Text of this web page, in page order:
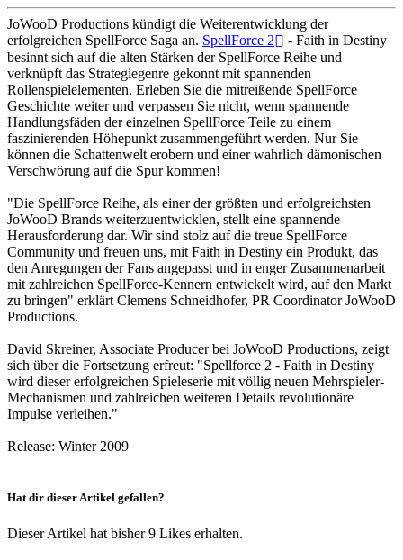
JoWooD Productions kündigt die Weiterentwicklung der
erfolgreichen SpellForce Saga an. SpellForce 2
- Faith in Destiny
besinnt sich auf die alten Stärken der SpellForce Reihe und
verknüpft das Strategiegenre gekonnt mit spannenden
Rollenspielelementen. Erleben Sie die mitreißende SpellForce
Geschichte weiter und verpassen Sie nicht, wenn spannende
Handlungsfäden der einzelnen SpellForce Teile zu einem
faszinierenden Höhepunkt zusammengeführt werden. Nur Sie
können die Schattenwelt erobern und einer wahrlich dämonischen
Verschwörung auf die Spur kommen!
"Die SpellForce Reihe, als einer der größten und erfolgreichsten
JoWooD Brands weiterzuentwicklen, stellt eine spannende
Herausforderung dar. Wir sind stolz auf die treue SpellForce
Community und freuen uns, mit Faith in Destiny ein Produkt, das
den Anregungen der Fans angepasst und in enger Zusammenarbeit
mit zahlreichen SpellForce-Kennern entwickelt wird, auf den Markt
zu bringen" erklärt Clemens Schneidhofer, PR Coordinator JoWooD
Productions.
David Skreiner, Associate Producer bei JoWooD Productions, zeigt
sich über die Fortsetzung erfreut: "Spellforce 2 - Faith in Destiny
wird dieser erfolgreichen Spieleserie mit völlig neuen Mehrspieler-
Mechanismen und zahlreichen weiteren Details revolutionäre
Impulse verleihen."
Release: Winter 2009
Hat dir dieser Artikel gefallen?
Dieser Artikel hat bisher 9 Likes erhalten.